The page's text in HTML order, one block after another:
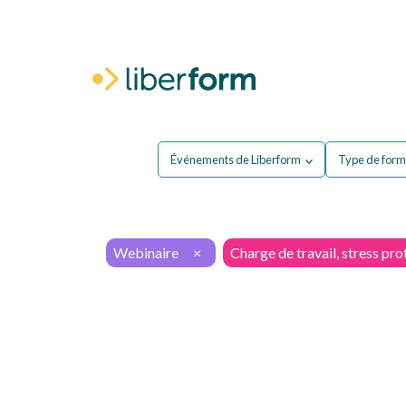
Événements de Liberform Type de
Webinaire × Charge de travail, stress